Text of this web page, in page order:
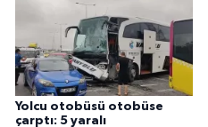
Yolcu otobüsü otobüse
çarptı: 5 yaralı